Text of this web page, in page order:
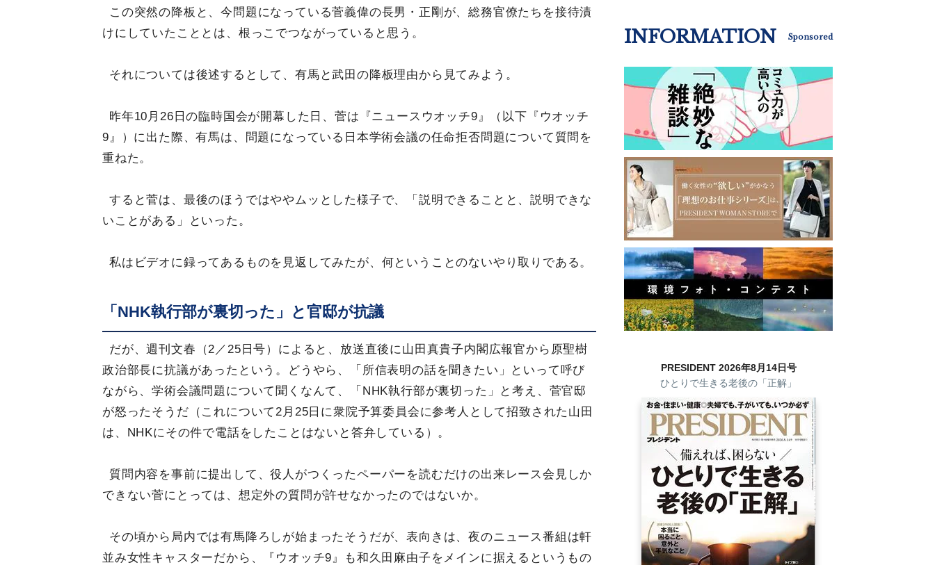
この突然の降板と、今問題になっている菅義偉の長男・正剛が、総務官僚たちを接待漬
けにしていたこととは、根っこでつながっていると思う。
それについては後述するとして、有馬と武田の降板理由から見てみよう。
昨年10月26日の臨時国会が開幕した日、菅は『ニュースウオッチ9』（以下『ウオッチ
9』）に出た際、有馬は、問題になっている日本学術会議の任命拒否問題について質問を
重ねた。
すると菅は、最後のほうではややムッとした様子で、「説明できることと、説明できな
いことがある」といった。
私はビデオに録ってあるものを見返してみたが、何ということのないやり取りである。
「NHK執行部が裏切った」と官邸が抗議
だが、週刊文春（2／25日号）によると、放送直後に山田真貴子内閣広報官から原聖樹
政治部長に抗議があったという。どうやら、「所信表明の話を聞きたい」といって呼び
ながら、学術会議問題について聞くなんて、「NHK執行部が裏切った」と考え、菅官邸
が怒ったそうだ（これについて2月25日に衆院予算委員会に参考人として招致された山田
は、NHKにその件で電話をしたことはないと答弁している）。
質問内容を事前に提出して、役人がつくったペーパーを読むだけの出来レース会見しか
できない菅にとっては、想定外の質問が許せなかったのではないか。
その頃から局内では有馬降ろしが始まったそうだが、表向きは、夜のニュース番組は軒
並み女性キャスターだから、『ウオッチ9』も和久田麻由子をメインに据えるというもの
INFORMATION Sponsored
PRESIDENT 2026年8月14日号
ひとりで生きる老後の「正解」